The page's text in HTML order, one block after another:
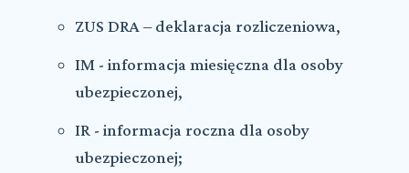
ZUS DRA – deklaracja rozliczeniowa,
IM - informacja miesięczna dla osoby
ubezpieczonej,
IR - informacja roczna dla osoby
ubezpieczonej;